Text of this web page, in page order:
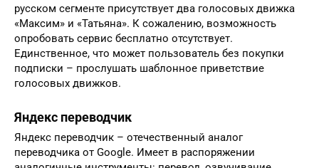
русском сегменте присутствует два голосовых движка
«Максим» и «Татьяна». К сожалению, возможность
опробовать сервис бесплатно отсутствует.
Единственное, что может пользователь без покупки
подписки – прослушать шаблонное приветствие
голосовых движков.
Яндекс переводчик
Яндекс переводчик – отечественный аналог
переводчика от Google. Имеет в распоряжении